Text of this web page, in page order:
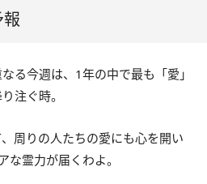
る今週は、 1年の中で最も「愛」
注ぐ時。
周りの人たちの愛にも心を開い
霊力が届くわよ。